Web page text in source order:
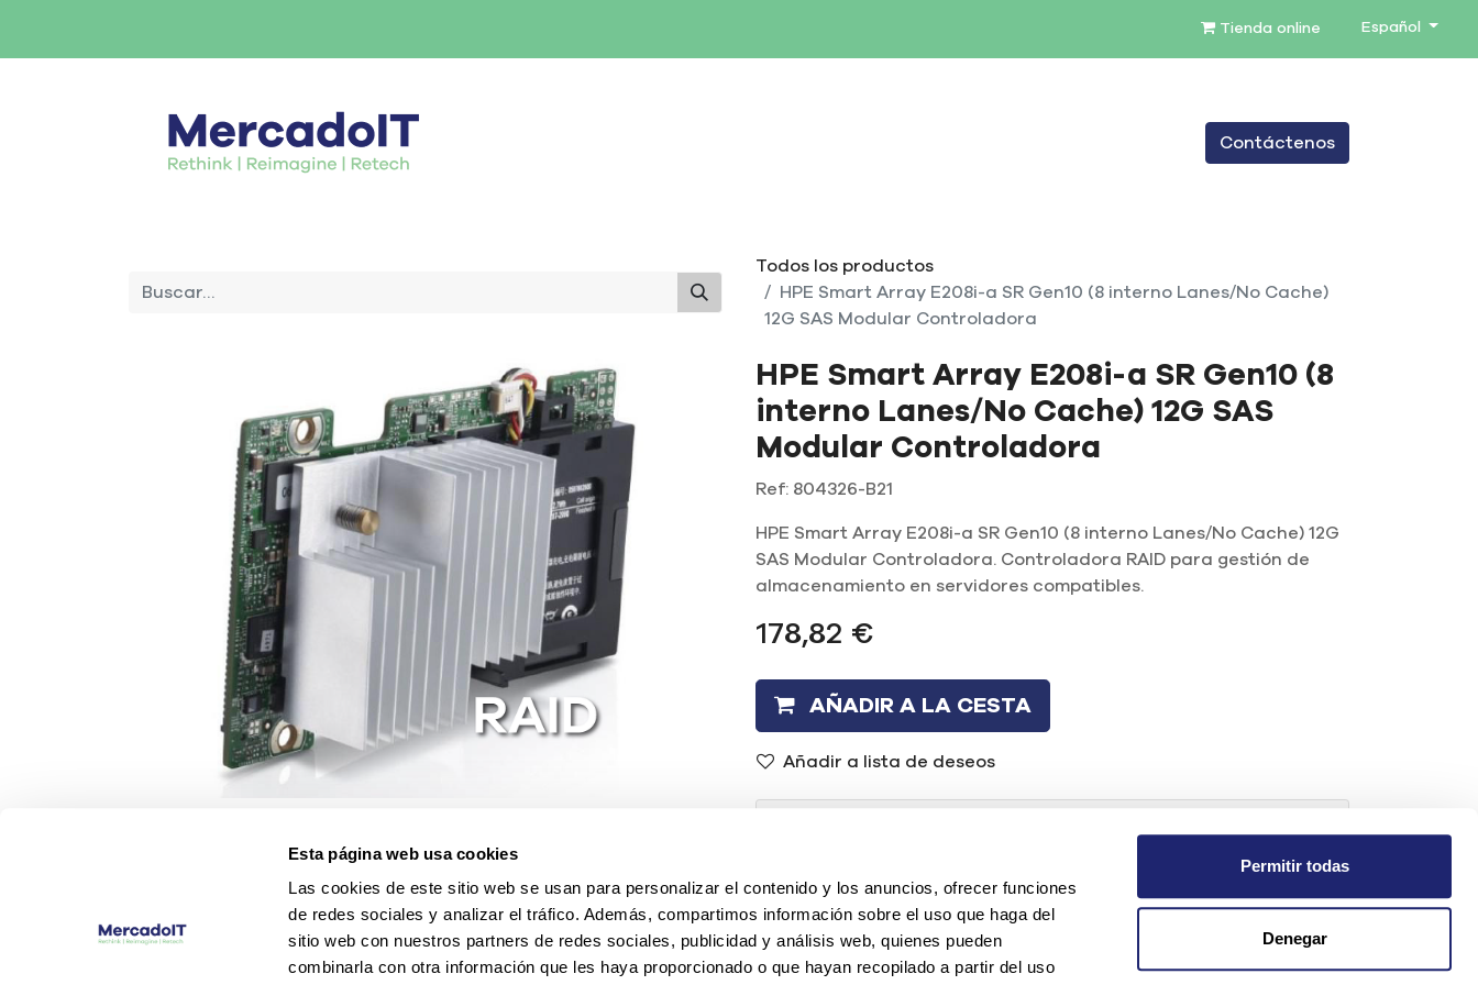
Esta página web usa cookies
Las cookies de este sitio web se usan para personalizar el contenido y los anuncios, ofrecer funciones
de redes sociales y analizar el tráfico. Además, compartimos información sobre el uso que haga del
sitio web con nuestros partners de redes sociales, publicidad y análisis web, quienes pueden
combinarla con otra información que les haya proporcionado o que hayan recopilado a partir del uso
Permitir todas
Denegar
Tienda online Español
BLOG
Contáctenos
Todos los productos
HPE Smart Array E208i-a SR Gen10 (8 interno Lanes/No Cache)
12G SAS Modular Controladora
HPE Smart Array E208i-a SR Gen10 (8
interno Lanes/No Cache) 12G SAS
Modular Controladora
Ref: 804326-B21
HPE Smart Array E208i-a SR Gen10 (8 interno Lanes/No Cache) 12G
SAS Modular Controladora. Controladora RAID para gestión de
almacenamiento en servidores compatibles.
178,82 €
AÑADIR A LA CESTA
Añadir a lista de deseos
(+34) 96 104 29 55
contacto@mercadoit.com
O chatea con nosotros